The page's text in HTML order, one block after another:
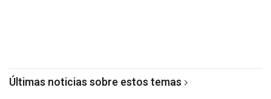
Últimas noticias sobre estos temas